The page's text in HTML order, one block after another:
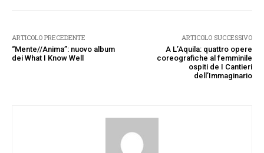
ARTICOLO PRECEDENTE
“Mente//Anima”: nuovo album
dei What I Know Well
ARTICOLO SUCCESSIVO
A L’Aquila: quattro opere
coreografiche al femminile
ospiti de I Cantieri
dell’Immaginario